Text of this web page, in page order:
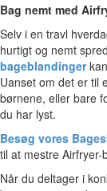
Bag nemt med
Selv i en travl
hurtigt og nemt
bageblandinger
Uanset om det er til
børnene, eller bare
du har lyst.
Besøg vores
til at mestre Airfryer-
Når du deltager i